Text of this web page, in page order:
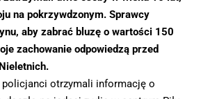
na pokrzywdzonym. Sprawcy
aby zabrać bluzę o wartości 150
zachowanie odpowiedzą przed
policjanci otrzymali informację o